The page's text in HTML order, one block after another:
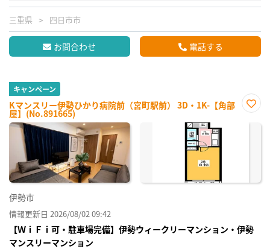
三重県 四日市市
お問合わせ 電話する
キャンペーン
Kマンスリー伊勢ひかり病院前（宮町駅前） 3D・1K-【角部
屋】(No.891665)
に入
伊勢市
情報更新日 2026/08/02 09:42
【ＷｉＦｉ可・駐車場完備】伊勢ウィークリーマンション・伊勢
マンスリーマンション